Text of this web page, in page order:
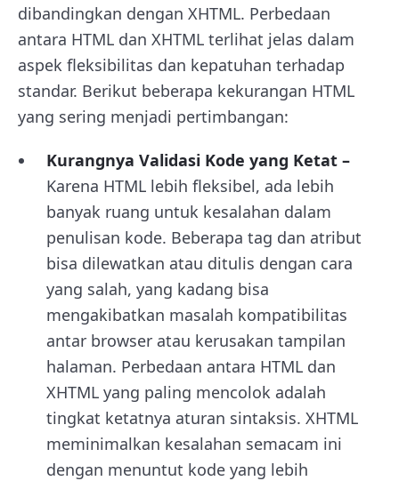
dibandingkan dengan XHTML. Perbedaan
antara HTML dan XHTML terlihat jelas dalam
aspek fleksibilitas dan kepatuhan terhadap
standar. Berikut beberapa kekurangan HTML
yang sering menjadi pertimbangan:
Kurangnya Validasi Kode yang Ketat –
Karena HTML lebih fleksibel, ada lebih
banyak ruang untuk kesalahan dalam
penulisan kode. Beberapa tag dan atribut
bisa dilewatkan atau ditulis dengan cara
yang salah, yang kadang bisa
mengakibatkan masalah kompatibilitas
antar browser atau kerusakan tampilan
halaman. Perbedaan antara HTML dan
XHTML yang paling mencolok adalah
tingkat ketatnya aturan sintaksis. XHTML
meminimalkan kesalahan semacam ini
dengan menuntut kode yang lebih